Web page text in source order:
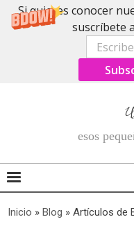
Si quieres conocer
suscríbete
esos
Inicio » Blog » Artículos de